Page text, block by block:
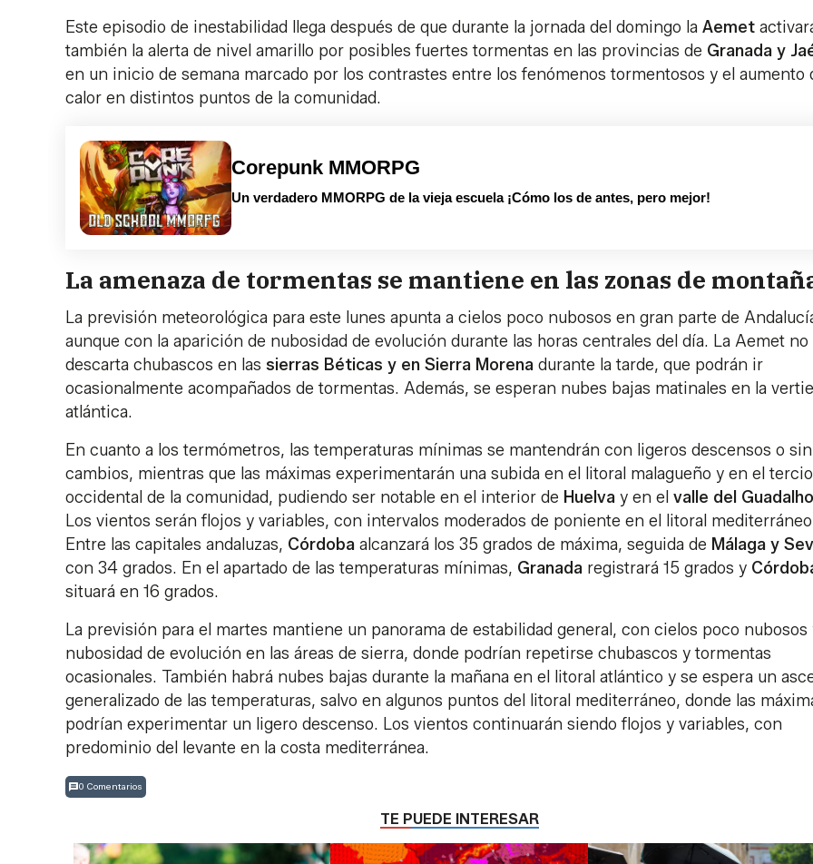
Este episodio de inestabilidad llega después de que durante la jornada del domingo la Aemet
también la alerta de nivel amarillo por posibles fuertes tormentas en las provincias de Granada y
en un inicio de semana marcado por los contrastes entre los fenómenos tormentosos y el aumento
calor en distintos puntos de la comunidad.
Corepunk MMORPG
Un verdadero MMORPG de la vieja escuela ¡Cómo los de antes, pero mejor!
La amenaza de tormentas se mantiene en las zonas de
La previsión meteorológica para este lunes apunta a cielos poco nubosos en gran parte de
aunque con la aparición de nubosidad de evolución durante las horas centrales del día. La Aemet no
descarta chubascos en las sierras Béticas y en Sierra Morena durante la tarde, que podrán ir
ocasionalmente acompañados de tormentas. Además, se esperan nubes bajas matinales en la
atlántica.
En cuanto a los termómetros, las temperaturas mínimas se mantendrán con ligeros descensos o sin
cambios, mientras que las máximas experimentarán una subida en el litoral malagueño y en el tercio
occidental de la comunidad, pudiendo ser notable en el interior de Huelva y en el valle del
Los vientos serán flojos y variables, con intervalos moderados de poniente en el litoral
Entre las capitales andaluzas, Córdoba alcanzará los 35 grados de máxima, seguida de Málaga y
con 34 grados. En el apartado de las temperaturas mínimas, Granada registrará 15 grados y
situará en 16 grados.
La previsión para el martes mantiene un panorama de estabilidad general, con cielos poco nubosos
nubosidad de evolución en las áreas de sierra, donde podrían repetirse chubascos y tormentas
ocasionales. También habrá nubes bajas durante la mañana en el litoral atlántico y se espera un
generalizado de las temperaturas, salvo en algunos puntos del litoral mediterráneo, donde las
podrían experimentar un ligero descenso. Los vientos continuarán siendo flojos y variables, con
predominio del levante en la costa mediterránea.
0 Comentarios
TE PUEDE INTERESAR